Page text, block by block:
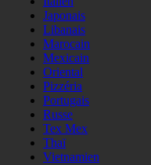
Japonais
Libanais
Marocain
Mexicain
Oriental
Pizzéria
Portugais
Russe
Tex Mex
Thaï
Vietnamien